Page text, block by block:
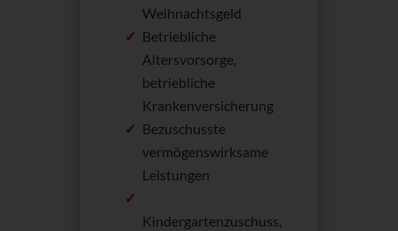
Weihnachtsgeld
Betriebliche
Altersvorsorge,
betriebliche
Krankenversicherung
Bezuschusste
vermögenswirksame
Leistungen
Kindergartenzuschuss,